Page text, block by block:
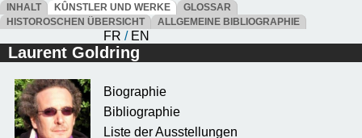
INHALT KÛNSTLER UND WERKE
GLOSSAR
HISTOROSCHEN ÜBERSICHT
ALLGEMEINE BIBLIOGRAPHIE
FR / EN
Laurent Goldring